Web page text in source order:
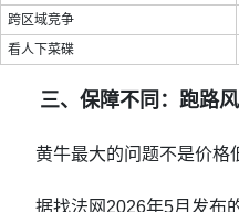
跨区域竞争
看人下菜碟
三、保障不同：跑路风
黄牛最大的问题不是价格
据找法网2026年5月发布的